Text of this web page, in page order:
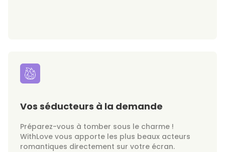
Vos séducteurs à la demande
Préparez-vous à tomber sous le charme !
WithLove vous apporte les plus beaux acteurs
romantiques directement sur votre écran.